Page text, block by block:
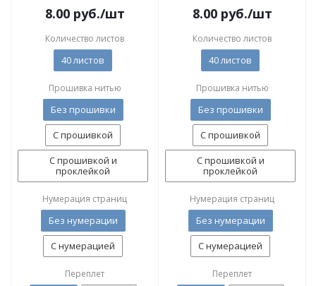
8.00руб./шт
Количество листов
40 листов
Прошивка нитью
Без прошивки
С прошивкой
С прошивкой и
проклейкой
Нумерация страниц
Без нумерации
С нумерацией
Переплет
8.00руб./шт
Количество листов
40 листов
Прошивка нитью
Без прошивки
С прошивкой
С прошивкой и
проклейкой
Нумерация страниц
Без нумерации
С нумерацией
Переплет